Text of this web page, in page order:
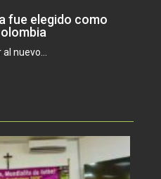
fue elegido como
nuevo...